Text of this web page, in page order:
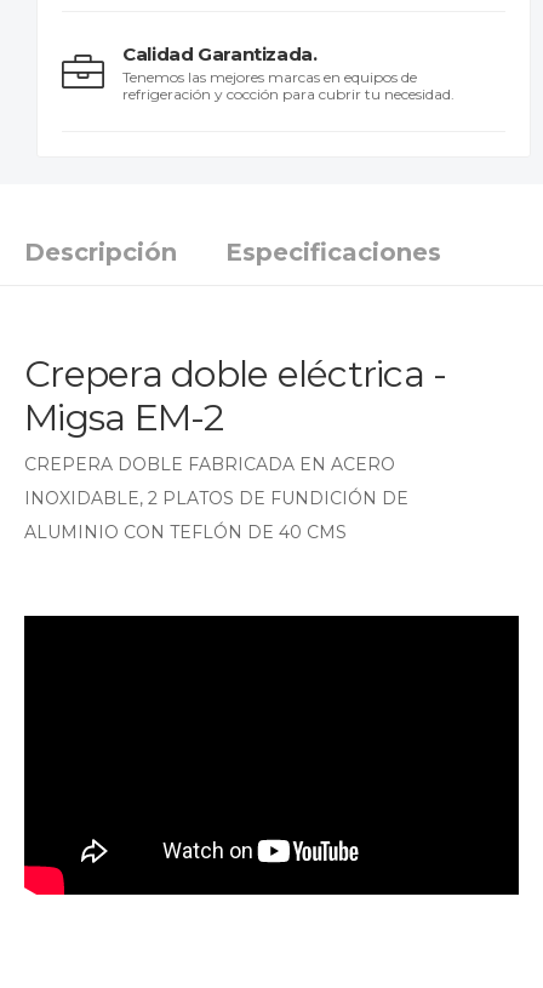
Calidad Garantizada.
Tenemos las mejores marcas en equipos de
refrigeración y cocción para cubrir tu necesidad.
Descripción Especificaciones
Crepera doble eléctrica -
Migsa EM-2
CREPERA DOBLE FABRICADA EN ACERO
INOXIDABLE, 2 PLATOS DE FUNDICIÓN DE
ALUMINIO CON TEFLÓN DE 40 CMS